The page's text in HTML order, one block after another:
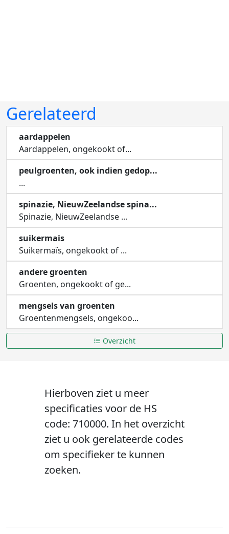
Gerelateerd
aardappelen
Aardappelen, ongekookt of...
peulgroenten, ook indien gedop...
...
spinazie, NieuwZeelandse spina...
Spinazie, NieuwZeelandse ...
suikermais
Suikermaïs, ongekookt of ...
andere groenten
Groenten, ongekookt of ge...
mengsels van groenten
Groentenmengsels, ongekoo...
Overzicht
Hierboven ziet u meer
specificaties voor de HS
code: 710000. In het overzicht
ziet u ook gerelateerde codes
om specifieker te kunnen
zoeken.